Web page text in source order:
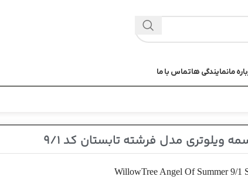
مانمایندگی هاتماس با ما
ویلوتری مدل فرشته تابستان کد 9/1
WillowTree Angel Of Summer 9/1